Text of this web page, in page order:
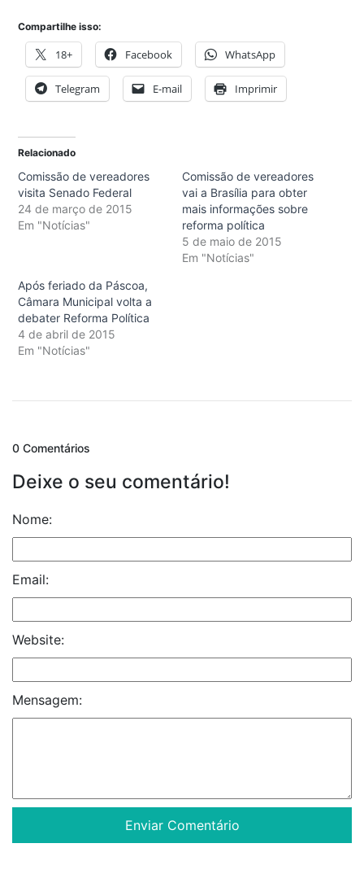
Compartilhe isso:
18+ Facebook WhatsApp
Telegram E-mail Imprimir
Relacionado
Comissão de vereadores
visita Senado Federal
24 de março de 2015
Em "Notícias"
Comissão de vereadores
vai a Brasília para obter
mais informações sobre
reforma política
5 de maio de 2015
Em "Notícias"
Após feriado da Páscoa,
Câmara Municipal volta a
debater Reforma Política
4 de abril de 2015
Em "Notícias"
0 Comentários
Deixe o seu comentário!
Nome:
Email:
Website:
Mensagem: